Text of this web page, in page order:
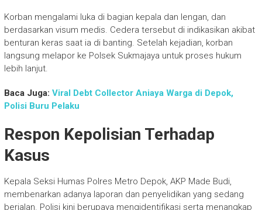
Korban mengalami luka di bagian kepala dan lengan, dan
berdasarkan visum medis. Cedera tersebut di indikasikan akibat
benturan keras saat ia di banting. Setelah kejadian, korban
langsung melapor ke Polsek Sukmajaya untuk proses hukum
lebih lanjut.
Baca Juga: Viral Debt Collector Aniaya Warga di Depok,
Polisi Buru Pelaku
Respon Kepolisian Terhadap
Kasus
Kepala Seksi Humas Polres Metro Depok, AKP Made Budi,
membenarkan adanya laporan dan penyelidikan yang sedang
berjalan. Polisi kini berupaya mengidentifikasi serta menangkap